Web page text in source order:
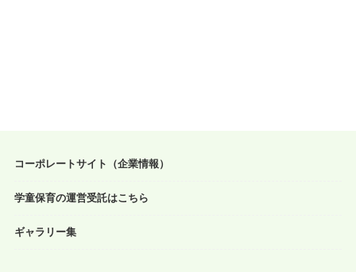
コーポレートサイト（企業情報）
学童保育の運営受託はこちら
ギャラリー集